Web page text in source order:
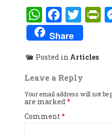
Share
Posted in Articles
Leave a Reply
Your email address will not be
are marked*
Comment*